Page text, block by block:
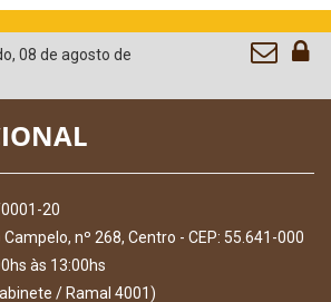
, 08 de agosto de
20
nº 268, Centro - CEP: 55.641-000
às 13:00hs
/ Ramal 4001)